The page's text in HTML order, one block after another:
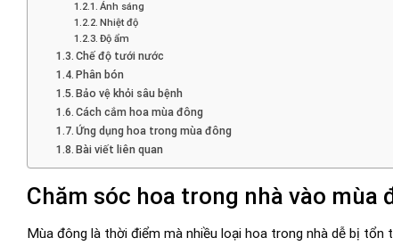
Ánh sáng
Nhiệt độ
Độ ẩm
Chế độ tưới nước
Phân bón
Bảo vệ khỏi sâu bệnh
Cách cắm hoa mùa đông
Ứng dụng hoa trong mùa đông
Bài viết liên quan
Chăm sóc hoa trong nhà vào mùa
Mùa đông là thời điểm mà nhiều loại hoa trong nhà dễ bị